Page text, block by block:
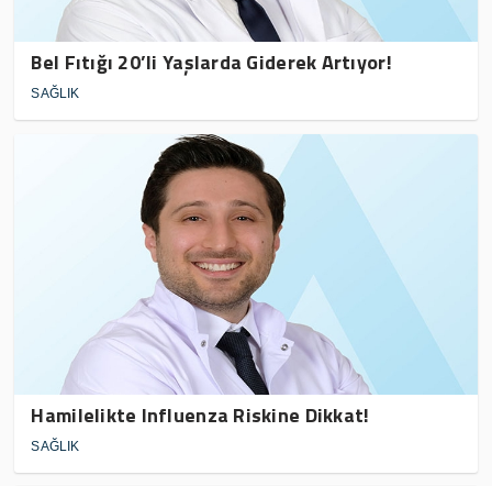
Bel Fıtığı 20’li Yaşlarda Giderek Artıyor!
SAĞLIK
Hamilelikte Influenza Riskine Dikkat!
SAĞLIK